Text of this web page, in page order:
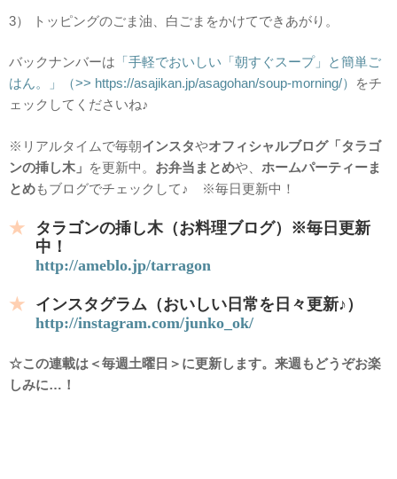
3） トッピングのごま油、白ごまをかけてできあがり。
バックナンバーは 「手軽でおいしい「朝すぐスープ」と簡単ご
はん。」（>> https://asajikan.jp/asagohan/soup-morning/）
をチ
ェックしてくださいね♪
※リアルタイムで毎朝インスタやオフィシャルブログ「タラゴ
ンの挿し木」 を更新中。 お弁当まとめや、 ホームパーティーま
とめもブログでチェックして♪ ※毎日更新中！
タラゴンの挿し木（お料理ブログ）※毎日更新
中！
http://ameblo.jp/tarragon
インスタグラム（おいしい日常を日々更新♪）
http://instagram.com/junko_ok/
☆この連載は＜毎週土曜日＞に更新します。来週もどうぞお楽
しみに…！